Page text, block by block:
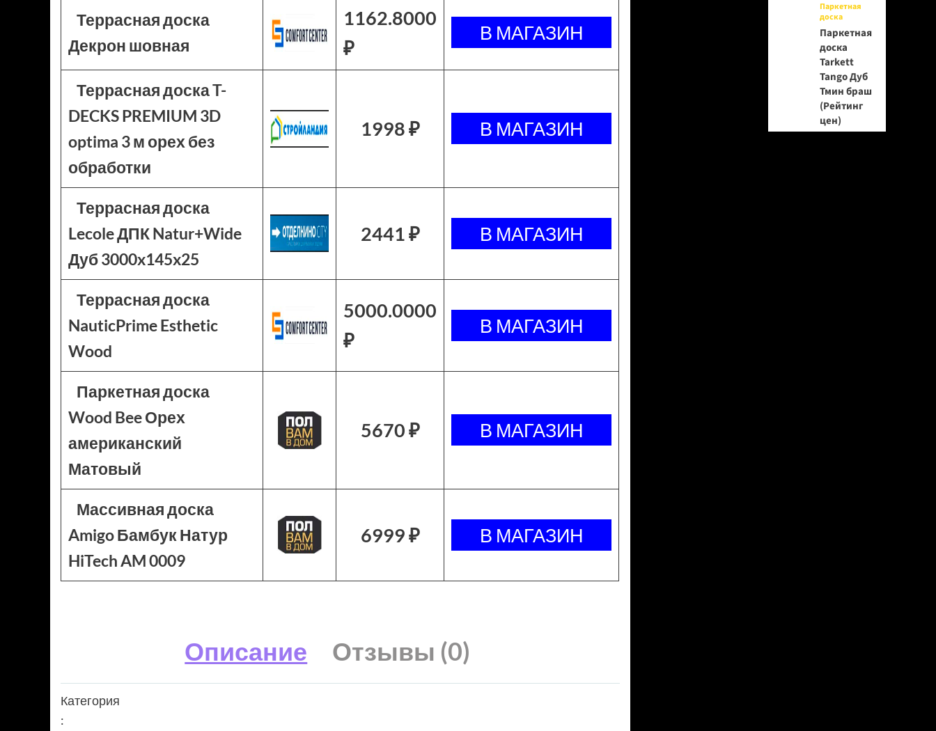
Террасная доска
Декрон шовная
1162.8000
₽
Террасная доска T-
DECKS PREMIUM 3D
optima 3 м орех без
обработки
1998 ₽
Террасная доска
Lecole ДПК Natur+Wide
Дуб 3000x145x25
2441 ₽
Террасная доска
NauticPrime Esthetic
Wood
5000.0000
₽
Паркетная доска
Wood Bee Орех
американский
Матовый
5670 ₽
Массивная доска
Amigo Бамбук Натур
HiTech AM 0009
6999 ₽
Описание Отзывы (0)
Категория
:
Паркетная
доска
Паркетная
доска
Tarkett
Tango Дуб
Тмин браш
(Рейтинг
цен)